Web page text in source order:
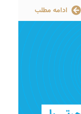
ادامه مطلب